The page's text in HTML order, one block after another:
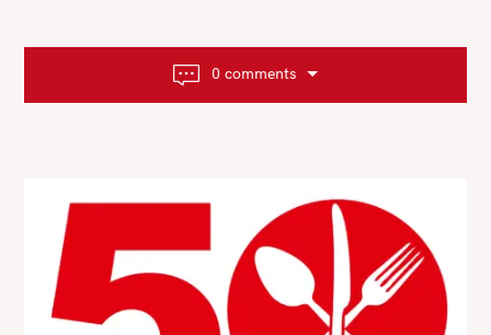
a
i
0 comments